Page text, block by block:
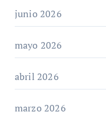
junio 2026
mayo 2026
abril 2026
marzo 2026